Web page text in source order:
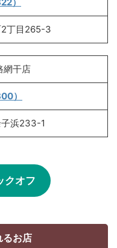
2丁目265-3
網干店
）
浜233-1
クオフ
るお店